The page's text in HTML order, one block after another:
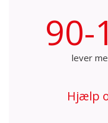
90-
lever
Hjælp